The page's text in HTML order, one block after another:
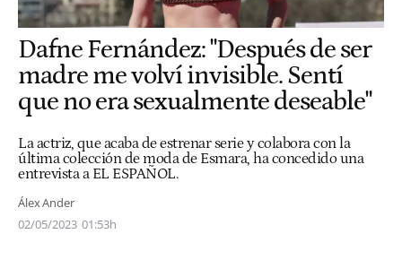
Dafne Fernández: "Después de ser
madre me volví invisible. Sentí
que no era sexualmente deseable"
La actriz, que acaba de estrenar serie y colabora con la
última colección de moda de Esmara, ha concedido una
entrevista a EL ESPAÑOL.
Álex Ander
02/05/2023 01:53h